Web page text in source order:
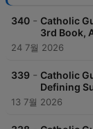
340 - Catholic
3rd Book,
24 7월 2026
339 - Catholic
Defining
13 7월 2026